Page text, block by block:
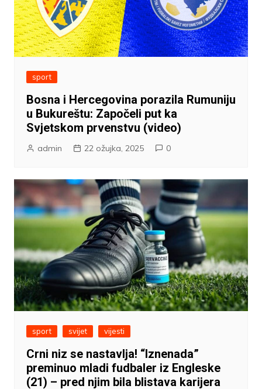
sport
Bosna i Hercegovina porazila Rumuniju
u Bukureštu: Započeli put ka
Svjetskom prvenstvu (video)
admin 22 ožujka, 2025 0
sport svijet vijesti
Crni niz se nastavlja! “Iznenada”
preminuo mladi fudbaler iz Engleske
(21) – pred njim bila blistava karijera